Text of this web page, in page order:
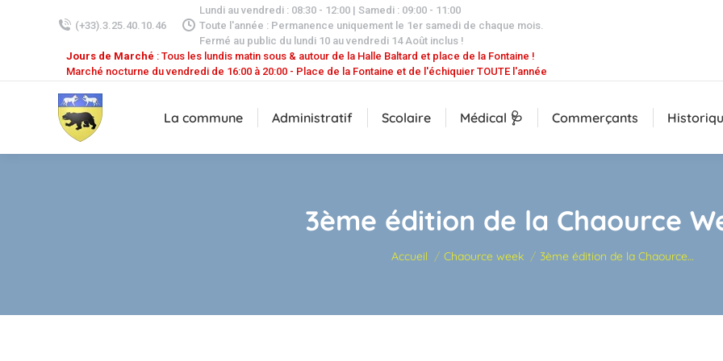
(+33).3.25.40.10.46
Lundi au vendredi : 08:30 - 12:00 | Samedi : 09:00 - 11:00
Toute l'année : Permanence uniquement le 1er samedi de chaque mois.
Fermé au public du lundi 10 au vendredi 14 Août inclus !
Jours de Marché : Tous les lundis matin sous & autour de la Halle Baltard et place de la Fontaine !
Marché nocturne du vendredi de 16:00 à 20:00 - Place de la Fontaine et de l'échiquier TOUTE l'année
La commune Administratif Scolaire Médical 🩺 Commerçants
3ème édition de la Chaource
Vous êtes ici :
Accueil Chaource week 3ème édition de la Chaource…